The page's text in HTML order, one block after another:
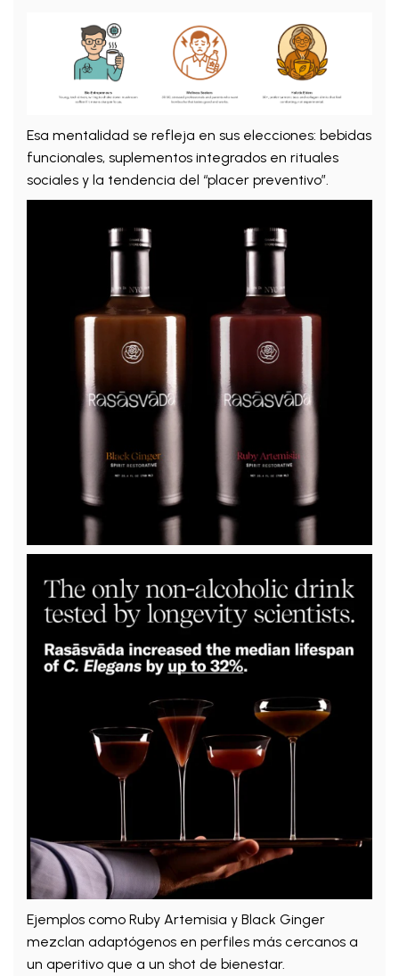
Esa mentalidad se refleja en sus elecciones: bebidas
funcionales, suplementos integrados en rituales
sociales y la tendencia del “placer preventivo”.
Ejemplos como Ruby Artemisia y Black Ginger
mezclan adaptógenos en perfiles más cercanos a
un aperitivo que a un shot de bienestar.